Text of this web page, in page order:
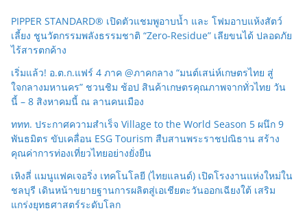
PIPPER STANDARD® เปิดตัวแชมพูอาบน้ำ และ โฟมอาบแห้งสัตว์
เลี้ยง ชูนวัตกรรมพลังธรรมชาติ “Zero-Residue” เลียขนได้ ปลอดภัย
ไร้สารตกค้าง
เริ่มแล้ว! อ.ต.ก.แฟร์ 4 ภาค @ภาคกลาง “มนต์เสน่ห์เกษตรไทย สู่
ใจกลางมหานคร” ชวนชิม ช้อป สินค้าเกษตรคุณภาพจากทั่วไทย วัน
นี้ – 8 สิงหาคมนี้ ณ ลานคนเมือง
ททท. ประกาศความสำเร็จ Village to the World Season 5 ผนึก 9
พันธมิตร ขับเคลื่อน ESG Tourism สืบสานพระราชปณิธาน สร้าง
คุณค่าการท่องเที่ยวไทยอย่างยั่งยืน
เหิงลี่ แมนูแฟคเจอริ่ง เทคโนโลยี (ไทยแลนด์) เปิดโรงงานแห่งใหม่ใน
ชลบุรี เดินหน้าขยายฐานการผลิตสู่เอเชียตะวันออกเฉียงใต้ เสริม
แกร่งยุทธศาสตร์ระดับโลก